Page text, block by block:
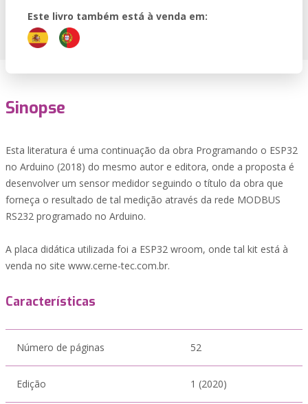
Este livro também está à venda em:
Sinopse
Esta literatura é uma continuação da obra Programando o ESP32
no Arduino (2018) do mesmo autor e editora, onde a proposta é
desenvolver um sensor medidor seguindo o título da obra que
forneça o resultado de tal medição através da rede MODBUS
RS232 programado no Arduino.
A placa didática utilizada foi a ESP32 wroom, onde tal kit está à
venda no site www.cerne-tec.com.br.
Características
Número de páginas 52
Edição 1 (2020)